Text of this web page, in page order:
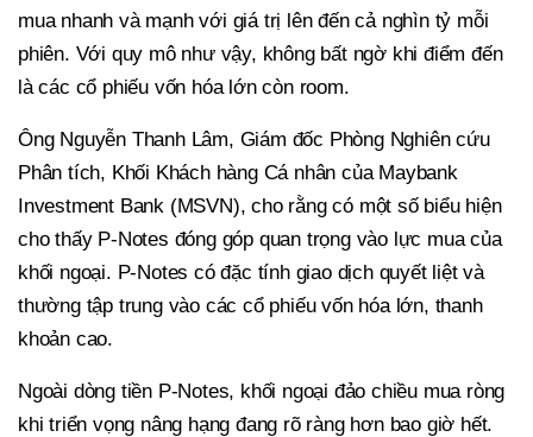
mua nhanh và mạnh với giá trị lên đến cả nghìn tỷ mỗi
phiên. Với quy mô như vậy, không bất ngờ khi điểm đến
là các cổ phiếu vốn hóa lớn còn room.
Ông Nguyễn Thanh Lâm, Giám đốc Phòng Nghiên cứu
Phân tích, Khối Khách hàng Cá nhân của Maybank
Investment Bank (MSVN), cho rằng có một số biểu hiện
cho thấy P-Notes đóng góp quan trọng vào lực mua của
khối ngoại. P‑Notes có đặc tính giao dịch quyết liệt và
thường tập trung vào các cổ phiếu vốn hóa lớn, thanh
khoản cao.
Ngoài dòng tiền P-Notes, khối ngoại đảo chiều mua ròng
khi triển vọng nâng hạng đang rõ ràng hơn bao giờ hết.